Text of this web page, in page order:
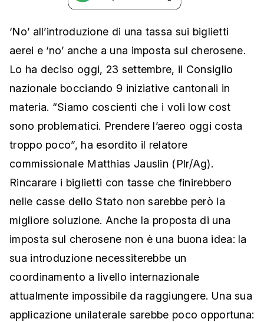
‘No’ all’introduzione di una tassa sui biglietti
aerei e ‘no’ anche a una imposta sul cherosene.
Lo ha deciso oggi, 23 settembre, il Consiglio
nazionale bocciando 9 iniziative cantonali in
materia. “Siamo coscienti che i voli low cost
sono problematici. Prendere l’aereo oggi costa
troppo poco”, ha esordito il relatore
commissionale Matthias Jauslin (Plr/Ag).
Rincarare i biglietti con tasse che finirebbero
nelle casse dello Stato non sarebbe però la
migliore soluzione. Anche la proposta di una
imposta sul cherosene non è una buona idea: la
sua introduzione necessiterebbe un
coordinamento a livello internazionale
attualmente impossibile da raggiungere. Una sua
applicazione unilaterale sarebbe poco opportuna: